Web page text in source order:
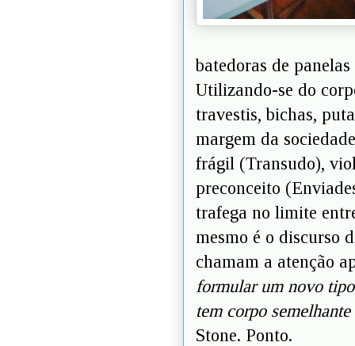
batedoras de
Utilizando-se do
travestis, bichas,
margem da
frágil (Transudo),
preconceito
trafega no limite
mesmo é o discurso
chamam a atenção
formular um novo
tem corpo
Stone. Ponto.